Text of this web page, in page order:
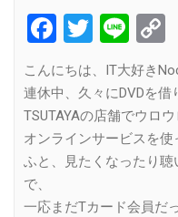
Facebook
Twitter
Line
こんにちは、IT大好き
連休中、久々にDVDを借
TSUTAYAの店舗でウロウ
オンラインサービスを使
ふと、見たくなったり
で、
一応まだTカード会員だ